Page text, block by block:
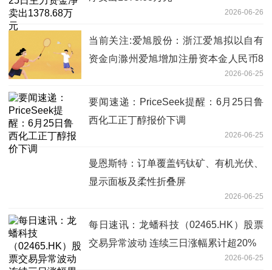
2026-06-26
当前关注:爱旭股份：浙江爱旭拟以自有
资金向滁州爱旭增加注册资本金人民币8
2026-06-25
要闻速递：PriceSeek提醒：6月25日鲁
西化工正丁醇报价下调
2026-06-25
曼恩斯特：订单覆盖钙钛矿、有机光伏、
显示面板及柔性折叠屏
2026-06-25
每日速讯：龙蟠科技（02465.HK）股票
交易异常波动 连续三日涨幅累计超20%
2026-06-25